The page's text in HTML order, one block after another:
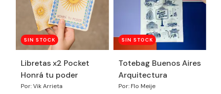
SIN STOCK
Libretas x2 Pocket
Honrá tu poder
Por: Vik Arrieta
SIN STOCK
Totebag Buenos Aires
Arquitectura
Por: Flo Meije